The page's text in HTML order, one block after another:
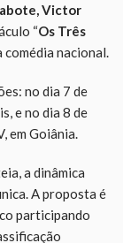
Victor
“Os Três
comédia nacional.
no dia 7 de
e no dia 8 de
em Goiânia.
a dinâmica
A proposta é
participando